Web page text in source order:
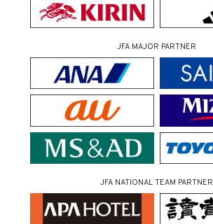
JFA MAJOR PARTNER
JFA NATIONAL TEAM PARTNER